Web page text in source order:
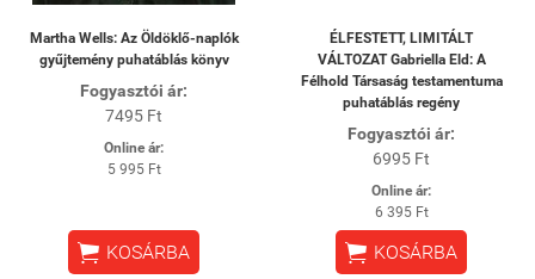
Martha Wells: Az Öldöklő-naplók
gyűjtemény puhatáblás könyv
Fogyasztói ár:
7495 Ft
Online ár:
5 995 Ft
 KOSÁRBA
ÉLFESTETT, LIMITÁLT
VÁLTOZAT Gabriella Eld: A
Félhold Társaság testamentuma
puhatáblás regény
Fogyasztói ár:
6995 Ft
Online ár:
6 395 Ft
 KOSÁRBA